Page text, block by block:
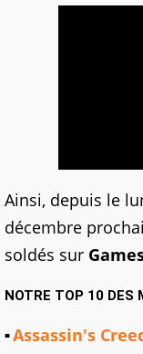
Ainsi, depuis le
décembre
soldés sur
NOTRE TOP 10 DES
Assassin's